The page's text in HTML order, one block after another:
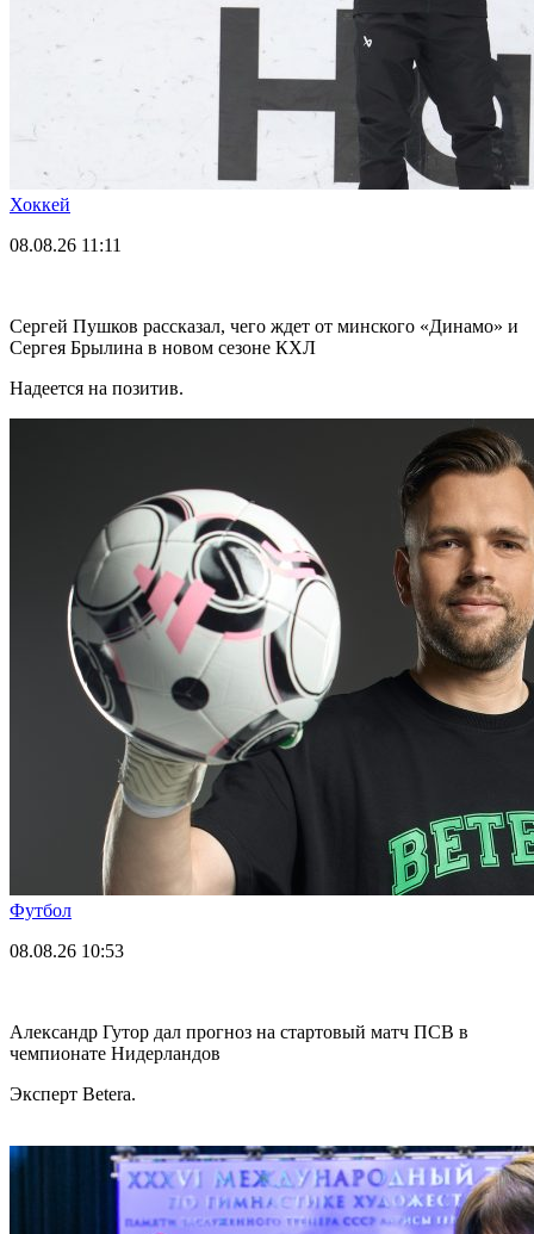
Хоккей
08.08.26 11:11
Сергей Пушков рассказал, чего ждет от минского «Динамо» и
Сергея Брылина в новом сезоне КХЛ
Надеется на позитив.
Футбол
08.08.26 10:53
Александр Гутор дал прогноз на стартовый матч ПСВ в
чемпионате Нидерландов
Эксперт Betera.